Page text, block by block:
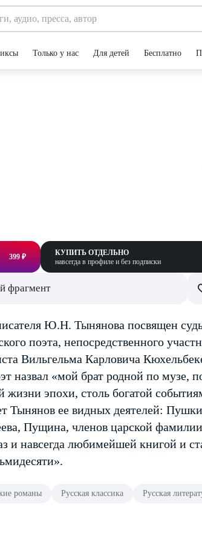
Только у нас Для детей Бесплатно
399 ₽
КУПИТЬ ОТДЕЛЬНО
навсегда в профиле и без подписки
фрагмент
Ю.Н. Тынянова посвящен
поэта, непосредственного
Вильгельма Карловича
назвал «мой брат родной по музе,
эпохи, столь богатой
Тынянов ее видных деятелей:
Пущина, членов царской
и навсегда любимейшей книгой и
романы Русская классика Русская